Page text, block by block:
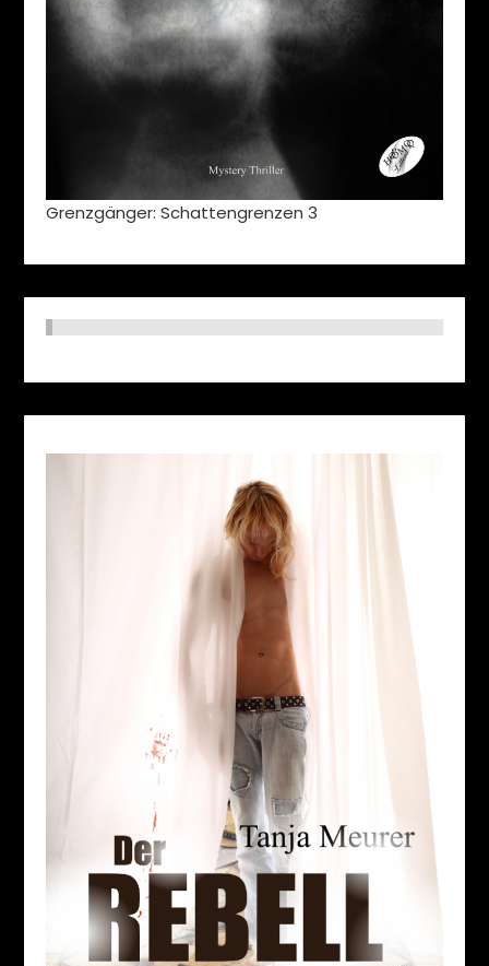
Grenzgänger: Schattengrenzen 3